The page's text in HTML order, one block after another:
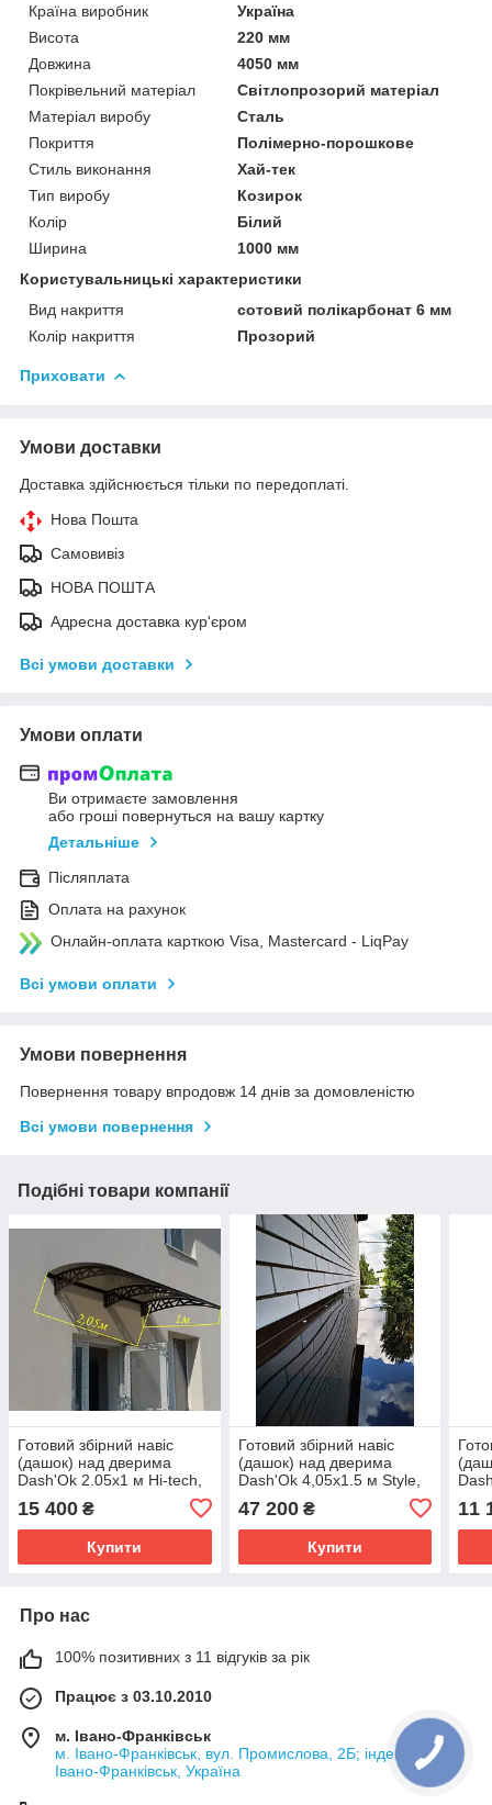
Країна виробник
Україна
Висота
220 мм
Довжина
4050 мм
Покрівельний матеріал
Світлопрозорий матеріал
Матеріал виробу
Сталь
Покриття
Полімерно-порошкове
Стиль виконання
Хай-тек
Тип виробу
Козирок
Колір
Білий
Ширина
1000 мм
Користувальницькі характеристики
Вид накриття
сотовий полікарбонат 6 мм
Колір накриття
Прозорий
Приховати
Умови доставки
Доставка здійснюється тільки по передоплаті.
Нова Пошта
Самовивіз
НОВА ПОШТА
Адресна доставка кур'єром
Всі умови доставки
Умови оплати
Ви отримаєте замовлення
або гроші повернуться на вашу картку
Детальніше
Післяплата
Оплата на рахунок
Онлайн-оплата карткою Visa, Mastercard - LiqPay
Всі умови оплати
Умови повернення
Повернення товару впродовж 14 днів за домовленістю
Всі умови повернення
Подібні товари компанії
Готовий збірний навіс
(дашок) над дверима
Dash'Ok 2.05x1 м Hi-tech,
моноліт 3 мм, бронза
15 400 ₴
Купити
Готовий збірний навіс
(дашок) над дверима
Dash'Ok 4,05x1.5 м Style,
мідь антик, моноліт 3 мм,
бронзовий
47 200₴
Купити
11
Про нас
100% позитивних з 11 відгуків за рік
Працює з 03.10.2010
м. Івано-Франківськ
м. Івано-Франківськ, вул. Промислова, 2Б; індекс 76019,
Івано-Франківськ, Україна